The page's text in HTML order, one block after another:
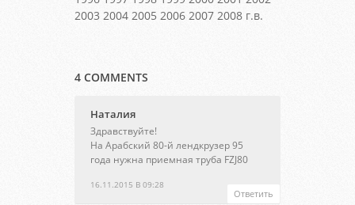
2003 2004 2005 2006 2007 2008 г.в.
4 COMMENTS
Наталия
16.11.2015 В 09:28
Здравствуйте!
На Арабский 80-й лендкрузер 95
года нужна приемная труба FZJ80
Ответить